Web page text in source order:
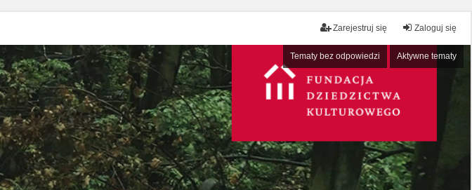
Zaloguj się
Zarejestruj się
Tematy bez odpowiedzi Aktywne tematy